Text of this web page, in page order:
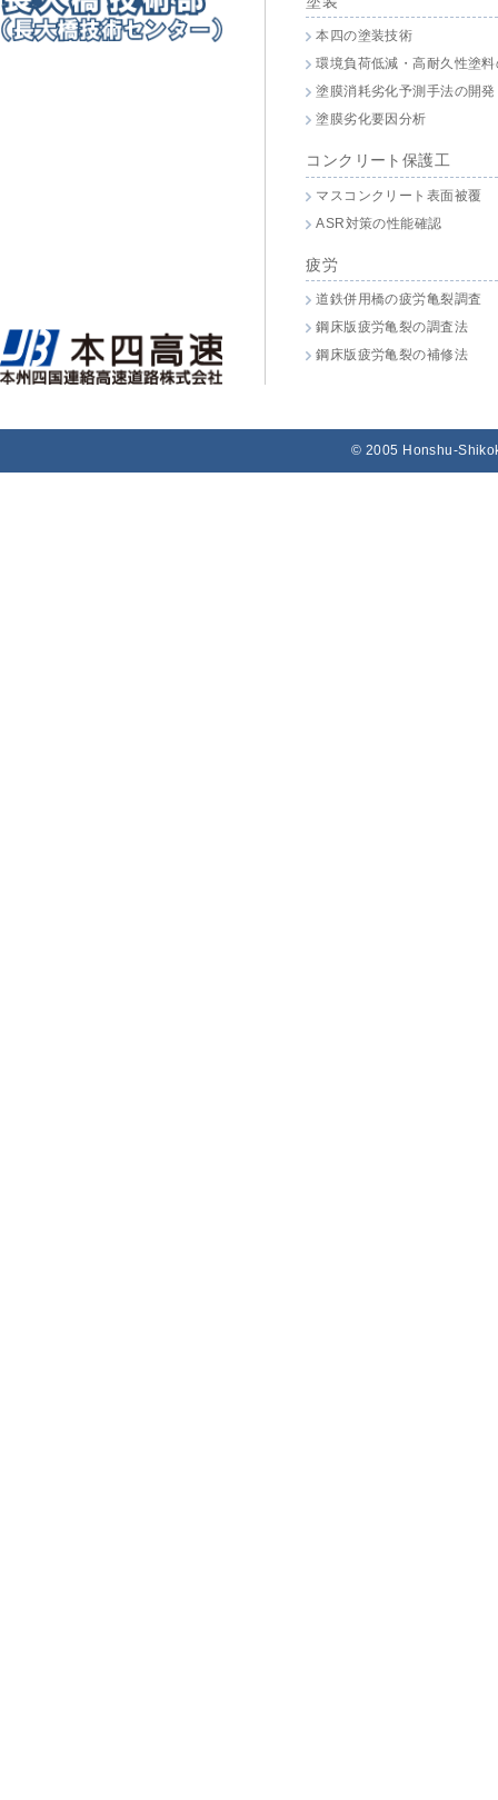
本四の塗装技術
環境負荷低減・高耐久性塗
塗膜消耗劣化予測手法の開発
塗膜劣化要因分析
コンクリート保護工
マスコンクリート表面被覆
ASR対策の性能確認
疲労
道鉄併用橋の疲労亀裂調査
鋼床版疲労亀裂の調査法
鋼床版疲労亀裂の補修法
© 2005 Honshu-